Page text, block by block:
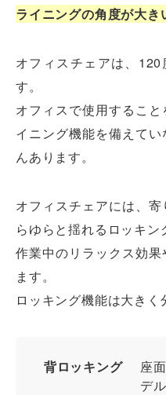
ライニングの角度が大き
オフィスチェアは、
す。
オフィスで使用するこ
イニング機能を備えて
んあります。
オフィスチェアには、
らゆらと揺れるロッキン
作業中のリラックス効
ます。
ロッキング機能は大きく
背ロッキング
座
デ